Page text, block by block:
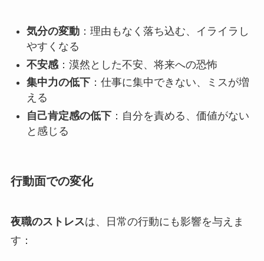
気分の変動：理由もなく落ち込む、イライラし
やすくなる
不安感：漠然とした不安、将来への恐怖
集中力の低下：仕事に集中できない、ミスが増
える
自己肯定感の低下：自分を責める、価値がない
と感じる
行動面での変化
夜職のストレスは、日常の行動にも影響を与えま
す：